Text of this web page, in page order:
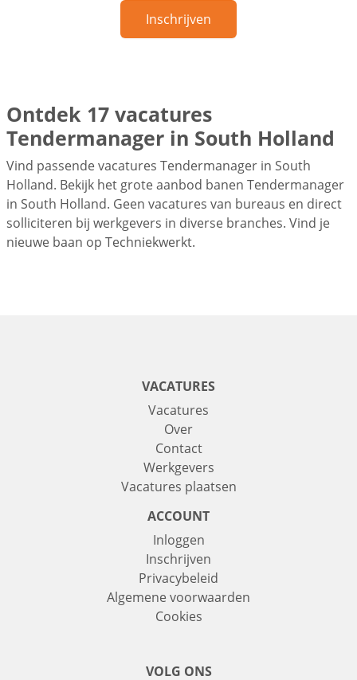
Inschrijven
Ontdek 17 vacatures
Tendermanager in South Holland
Vind passende vacatures Tendermanager in South
Holland. Bekijk het grote aanbod banen Tendermanager
in South Holland. Geen vacatures van bureaus en direct
solliciteren bij werkgevers in diverse branches. Vind je
nieuwe baan op Techniekwerkt.
VACATURES
Vacatures
Over
Contact
Werkgevers
Vacatures plaatsen
ACCOUNT
Inloggen
Inschrijven
Privacybeleid
Algemene voorwaarden
Cookies
VOLG ONS